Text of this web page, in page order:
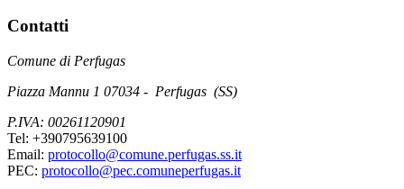
Contatti
Comune di Perfugas
Piazza Mannu 1 07034 - Perfugas (SS)
P.IVA: 00261120901
Tel: +390795639100
Email: protocollo@comune.perfugas.ss.it
PEC: protocollo@pec.comuneperfugas.it